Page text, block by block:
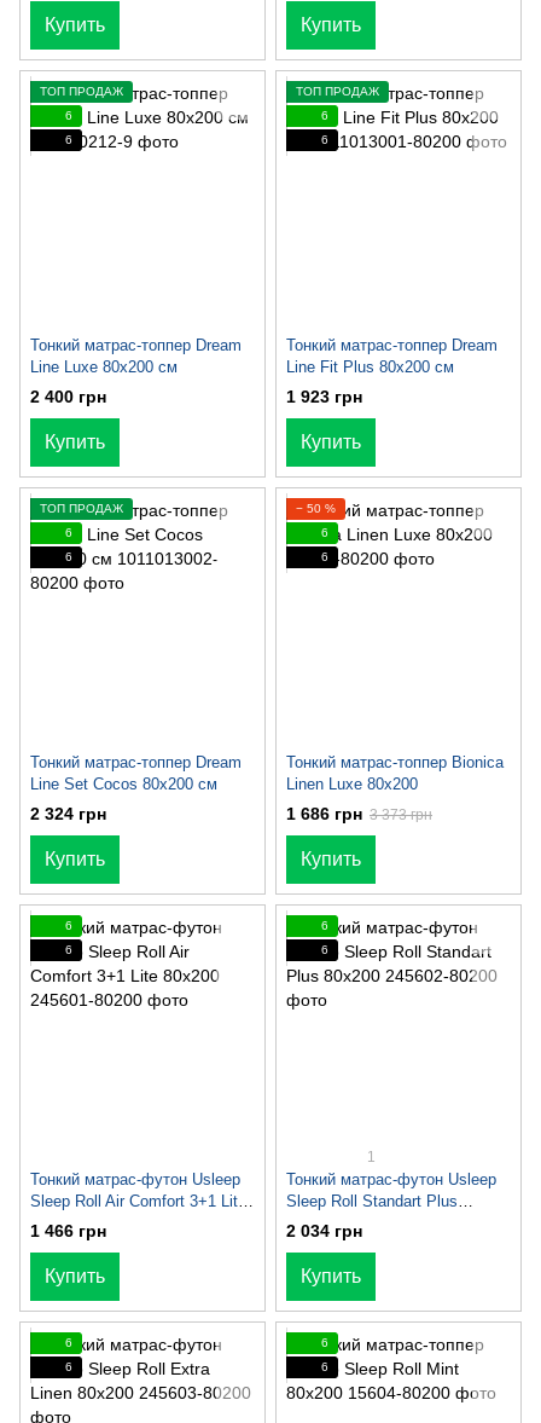
Купить Купить
ТОП ПРОДАЖ
6
6
Тонкий матрас-топпер Dream
Line Luxe 80х200 см
2 400 грн
Купить
ТОП ПРОДАЖ
6
6
Тонкий матрас-топпер Dream
Line Fit Plus 80х200 см
1 923 грн
Купить
ТОП ПРОДАЖ
6
6
Тонкий матрас-топпер Dream
Line Set Cocos 80х200 см
2 324 грн
Купить
− 50 %
6
6
Тонкий матрас-топпер Bionica
Linen Luxe 80x200
1 686 грн 3 373 грн
Купить
6
6
Тонкий матрас-футон Usleep
Sleep Roll Air Comfort 3+1 Lite
80x200
1 466 грн
Купить
6
6
1
Тонкий матрас-футон Usleep
Sleep Roll Standart Plus
80x200
2 034 грн
Купить
6
6
6
6